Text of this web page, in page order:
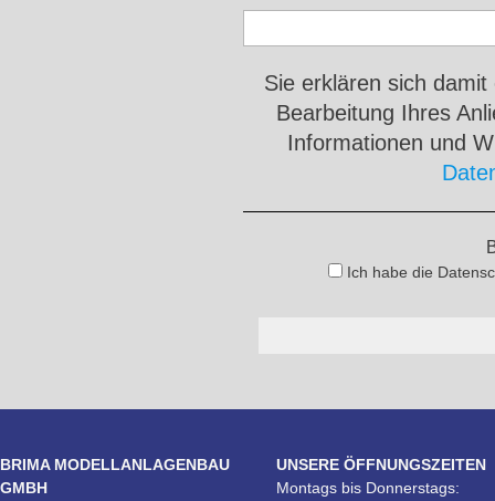
Sie erklären sich
Bearbeitung Ihres
Informationen und
Ich habe die
BRIMA MODELLANLAGENBAU
GMBH
UNSERE ÖFFNUNGSZEITEN
Montags bis Donnerstags: